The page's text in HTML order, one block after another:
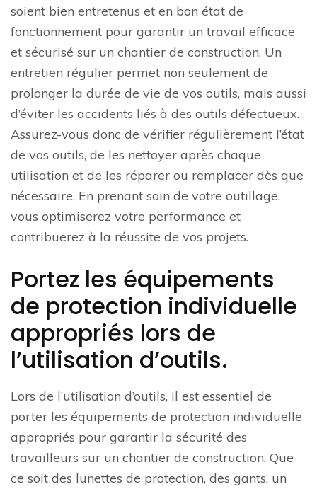
soient bien entretenus et en bon état de
fonctionnement pour garantir un travail efficace
et sécurisé sur un chantier de construction. Un
entretien régulier permet non seulement de
prolonger la durée de vie de vos outils, mais aussi
d’éviter les accidents liés à des outils défectueux.
Assurez-vous donc de vérifier régulièrement l’état
de vos outils, de les nettoyer après chaque
utilisation et de les réparer ou remplacer dès que
nécessaire. En prenant soin de votre outillage,
vous optimiserez votre performance et
contribuerez à la réussite de vos projets.
Portez les équipements
de protection individuelle
appropriés lors de
l’utilisation d’outils.
Lors de l’utilisation d’outils, il est essentiel de
porter les équipements de protection individuelle
appropriés pour garantir la sécurité des
travailleurs sur un chantier de construction. Que
ce soit des lunettes de protection, des gants, un